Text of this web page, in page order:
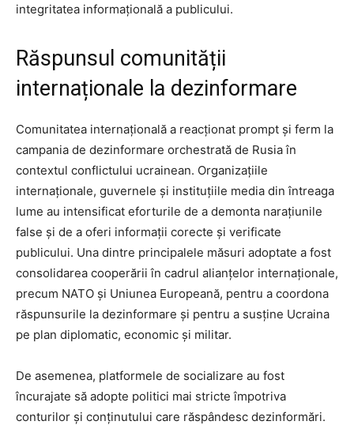
integritatea informațională a publicului.
Răspunsul comunității
internaționale la dezinformare
Comunitatea internațională a reacționat prompt și ferm la
campania de dezinformare orchestrată de Rusia în
contextul conflictului ucrainean. Organizațiile
internaționale, guvernele și instituțiile media din întreaga
lume au intensificat eforturile de a demonta narațiunile
false și de a oferi informații corecte și verificate
publicului. Una dintre principalele măsuri adoptate a fost
consolidarea cooperării în cadrul alianțelor internaționale,
precum NATO și Uniunea Europeană, pentru a coordona
răspunsurile la dezinformare și pentru a susține Ucraina
pe plan diplomatic, economic și militar.
De asemenea, platformele de socializare au fost
încurajate să adopte politici mai stricte împotriva
conturilor și conținutului care răspândesc dezinformări.